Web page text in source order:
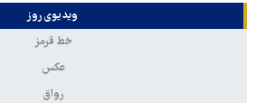
ویدیوی روز
خط قرمز
عکس
رواق